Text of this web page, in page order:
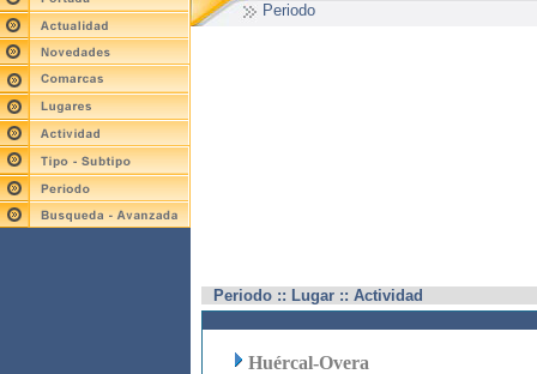
Periodo
Periodo :: Lugar :: Actividad
Huércal-Overa